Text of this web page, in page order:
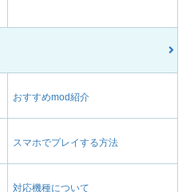
おすすめmod紹介
スマホでプレイする方法
対応機種について